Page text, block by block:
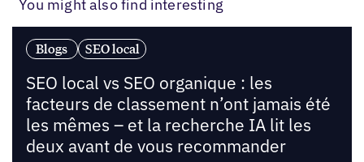
You might also find interesting
Blogs SEO local
SEO local vs SEO organique : les
facteurs de classement n’ont jamais été
les mêmes – et la recherche IA lit les
deux avant de vous recommander